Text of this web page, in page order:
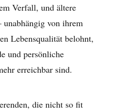
Verfall, und ältere
unabhängig von ihrem
Lebensqualität belohnt,
und persönliche
erreichbar sind.
die nicht so fit